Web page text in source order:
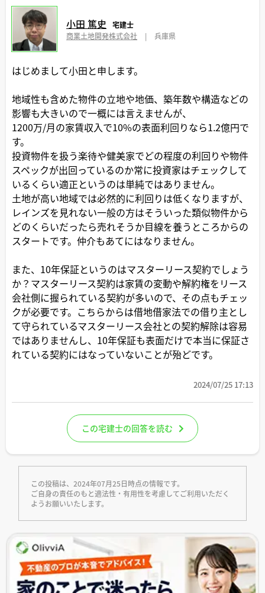
小田 篤史
宅建士
商業土地開発株式会社
| 兵庫県
はじめまして小田と申します。
地域性も含めた物件の立地や地価、築年数や構造などの
影響も大きいので一概には言えませんが、
1200万/月の家賃収入で10%の表面利回りなら1.2億円で
す。
投資物件を扱う楽待や健美家でどの程度の利回りや物件
スペックが出回っているのか常に投資家はチェックして
いるくらい適正というのは単純ではありません。
土地が高い地域では必然的に利回りは低くなりますが、
レインズを見れない一般の方はそういった類似物件から
どのくらいだったら売れそうか目線を養うところからの
スタートです。仲介もあてにはなりません。
また、10年保証というのはマスターリース契約でしょう
か？マスターリース契約は家賃の変動や解約権をリース
会社側に握られている契約が多いので、その点もチェッ
クが必要です。こちらからは借地借家法での借り主とし
て守られているマスターリース会社との契約解除は容易
ではありませんし、10年保証も表面だけで本当に保証さ
れている契約にはなっていないことが殆どです。
2024/07/25 17:13
この宅建士の回答を読む
この投稿は、2024年07月25日時点の情報です。
ご自身の責任のもと適法性・有用性を考慮してご利用いただく
ようお願いいたします。